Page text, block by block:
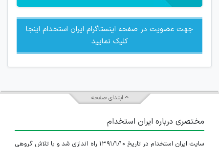
جهت عضویت در صفحه اینستاگرام ایران استخدام اینجا
کلیک نمایید
ابتدای صفحه
مختصری درباره ایران استخدام
سایت ایران استخدام در تاریخ ۱۳۹۱/۱/۱۰ راه اندازی شد و با تلاش گروهی